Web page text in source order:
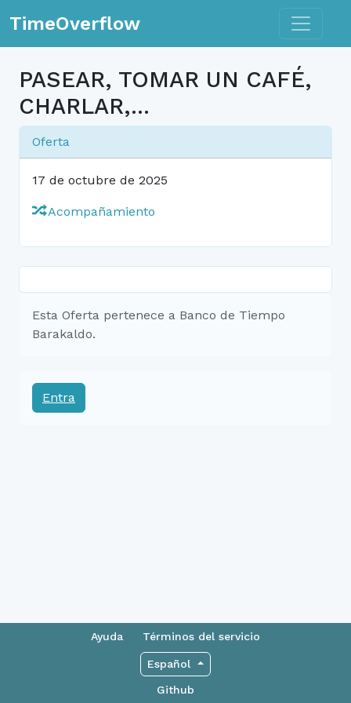
TimeOverflow Toggle
PASEAR, TOMAR UN CAFÉ,
CHARLAR,...
Oferta
17 de octubre de 2025
Acompañamiento
Esta Oferta pertenece a Banco de Tiempo
Barakaldo.
Entra
Ayuda Términos del servicio
Español
Github